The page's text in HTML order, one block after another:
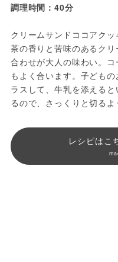
調理時間：40分
クリームサンドココアク
茶の香りと苦味のあるク
合わせが大人の味わい。
もよく合います。子ども
ラスして、牛乳を添える
るので、さっくりと切るよ
レシピはこ